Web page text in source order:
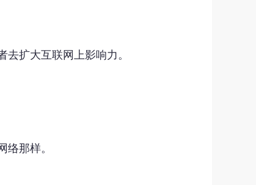
扩大互联网上影响力。
那样。